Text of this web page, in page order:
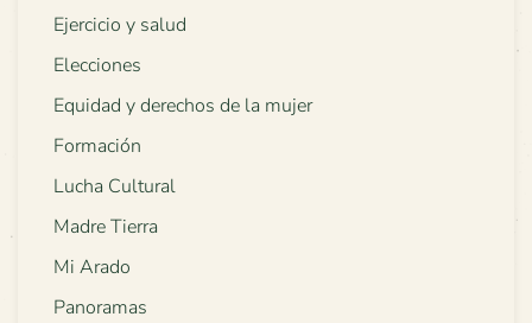
Ejercicio y salud
Elecciones
Equidad y derechos de la mujer
Formación
Lucha Cultural
Madre Tierra
Mi Arado
Panoramas